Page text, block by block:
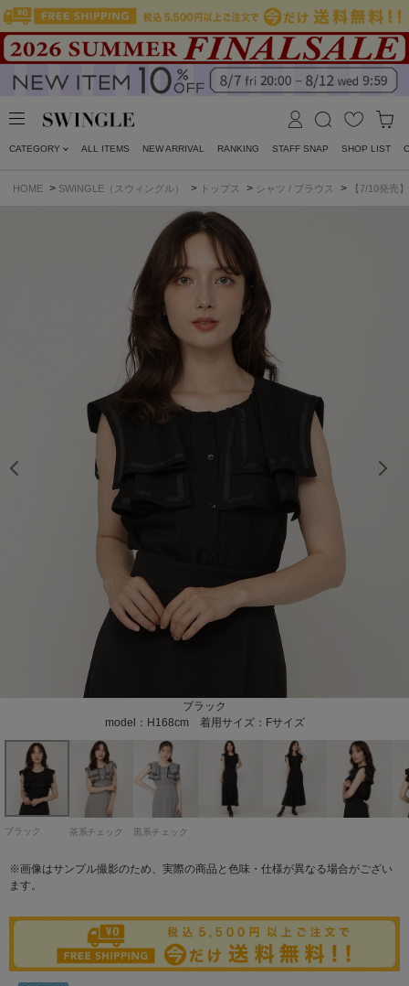
CATEGORY ALL ITEMS NEW ARRIVAL RANKING STAFF SNAP SHOP LIST
HOME > SWINGLE（スウィングル） > トップス > シャツ / ブラウス > 【7/10発売
ブラック
model：H168cm 着用サイズ：Fサイズ
茶系チェック
model：H168cm 着用サイズ：Fサイズ
黒系チェック
model：H163cm 着用サイズ：Fサイズ
model：H168cm 着用サイズ：Fサイズ
model：H168cm 着用サイズ：Fサイズ
model：H168cm 着用サイズ：Fサイズ
model：H168cm 着用サイズ：Fサイズ
model：H168cm 着用サイズ：Fサイズ
model：H168cm 着用サイズ：Fサイズ
model：H168cm 着用サイズ：Fサイズ
model：H168cm 着用サイズ：Fサイズ
model：H163cm 着用サイズ：Fサイズ
model：H163cm 着用サイズ：Fサイズ
model：H163cm 着用サイズ：Fサイズ
model：H163cm 着用サイズ：Fサイズ
ブラック 茶系チェック 黒系チェック
※画像はサンプル撮影のため、実際の商品と色味・仕様が異なる場合がござい
ます。